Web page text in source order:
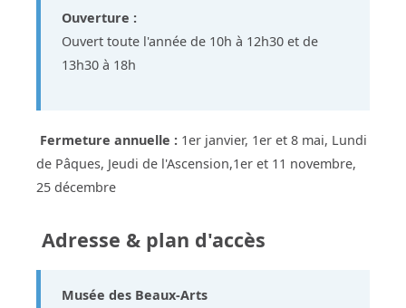
Ouverture :
Ouvert toute l'année de 10h à 12h30 et de
13h30 à 18h
Fermeture annuelle : 1er janvier, 1er et 8 mai, Lundi
de Pâques, Jeudi de l'Ascension,1er et 11 novembre,
25 décembre
Adresse & plan d'accès
Musée des Beaux-Arts